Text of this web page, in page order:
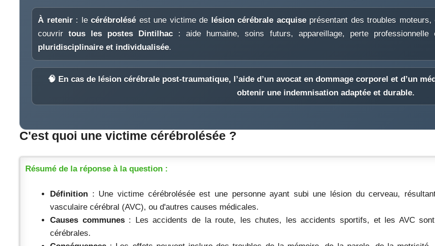
À retenir: lecérébrolésé est une victime de lésion cérébrale acquiseprésentant des troubles moteurs,
couvrirtous les postes Dintilhac : aide humaine, soins futurs, appareillage, perte
pluridisciplinaire et individualisée.
🧠 En cas de lésion cérébrale post-traumatique, l’aide d’un avocat en dommage corporel et d’un
obtenir une indemnisation adaptée et durable.
C'est quoi une victime cérébrolésée ?
Résumé de la réponse à la question :
Définition : Une victime cérébrolésée est une personne ayant subi une lésion du cerveau,
vasculaire cérébral (AVC), ou d'autres causes médicales.
Causes communes: Les accidents de la route, les chutes, les accidents sportifs, et les AVC
cérébrales.